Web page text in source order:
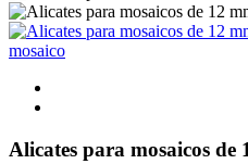
Alicates para mosaicos